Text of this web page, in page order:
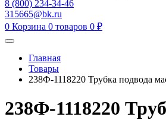
8 (800) 234-34-46
315665@bk.ru
0 Корзина 0 товаров 0 ₽
Главная
Товары
238Ф-1118220 Трубка подвода
238Ф-1118220